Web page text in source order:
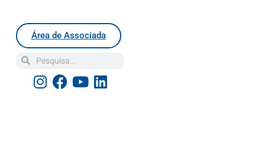
Área de Associada